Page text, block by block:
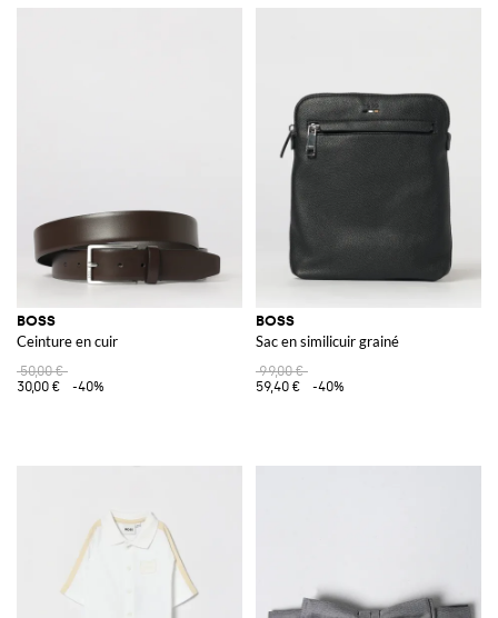
BOSS
Ceinture en cuir
50,00 €
30,00 €
-40%
BOSS
Sac en similicuir grainé
99,00 €
59,40 €
-40%